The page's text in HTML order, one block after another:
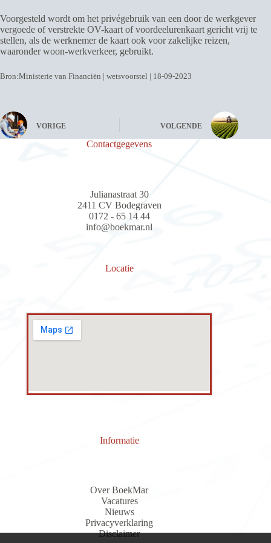
Voorgesteld wordt om het privégebruik van een door de werkgever
vergoede of verstrekte OV-kaart of voordeelurenkaart gericht vrij te
stellen, als de werknemer de kaart ook voor zakelijke reizen,
waaronder woon-werkverkeer, gebruikt.
Bron:Ministerie van Financiën | wetsvoorstel | 18-09-2023
VORIGE VOLGENDE
Contactgegevens
Julianastraat 30
2411 CV Bodegraven
0172 - 65 14 44
info@boekmar.nl
Locatie
Informatie
Over BoekMar
Vacatures
Nieuws
Privacyverklaring
Disclaimer